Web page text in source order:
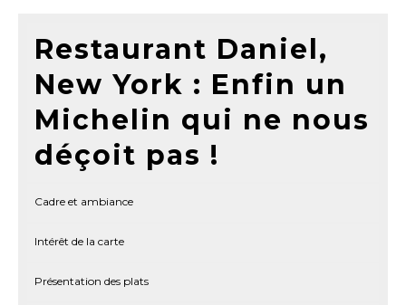
Restaurant Daniel,
New York : Enfin un
Michelin qui ne nous
déçoit pas !
Cadre et ambiance
Intérêt de la carte
Présentation des plats